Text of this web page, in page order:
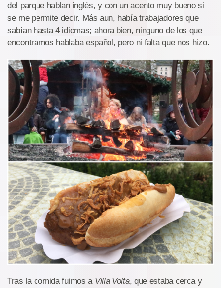
del parque hablan inglés, y con un acento muy bueno si
se me permite decir. Más aun, había trabajadores que
sabían hasta 4 idiomas; ahora bien, ninguno de los que
encontramos hablaba español, pero ni falta que nos hizo.
Tras la comida fuimos a Villa Volta, que estaba cerca y